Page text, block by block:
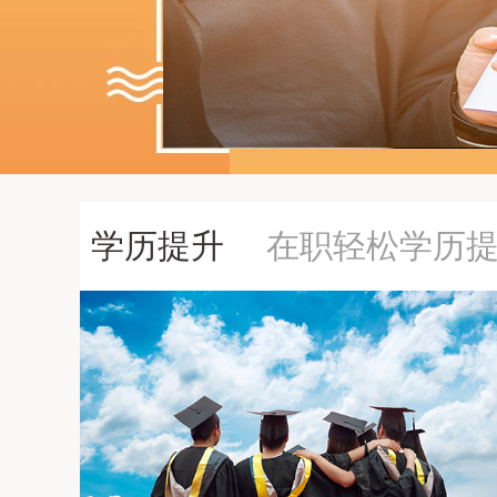
学历提升 在职轻松学历